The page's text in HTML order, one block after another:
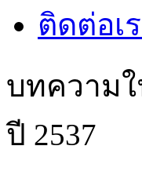
ติดต่อเ
บทความ
ปี 2537